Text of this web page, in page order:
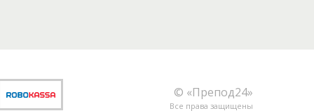
© «Препод24»
Все права защищены